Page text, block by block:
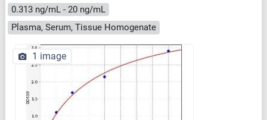
0.313 ng/mL - 20 ng/mL
Plasma, Serum, Tissue Homogenate
1 image